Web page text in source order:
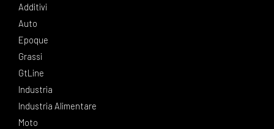
Additivi
Auto
Epoque
Grassi
GtLine
Industria
Industria Alimentare
Moto